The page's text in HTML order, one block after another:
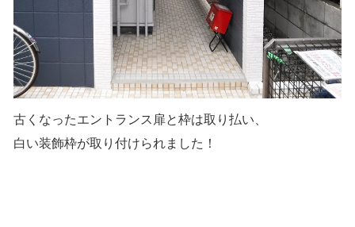
古くなったエントランス扉と枠は取り払い、
白い装飾枠が取り付けられました！